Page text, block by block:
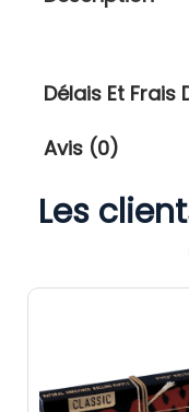
Délais Et Frais
Avis (0)
Les